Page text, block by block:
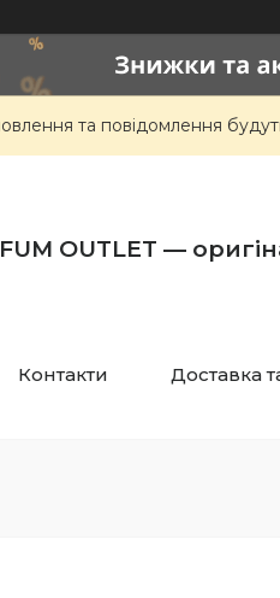
та повідомлення
OUTLET —
Контакти Доставка